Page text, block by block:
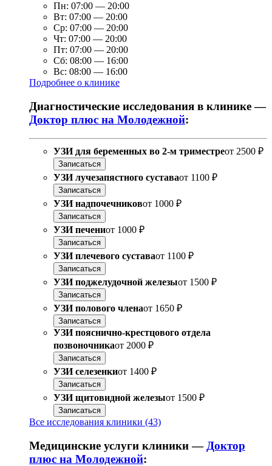
Пн: 07:00 — 20:00
Вт: 07:00 — 20:00
Ср: 07:00 — 20:00
Чт: 07:00 — 20:00
Пт: 07:00 — 20:00
Сб: 08:00 — 16:00
Вс: 08:00 — 16:00
Подробнее о клинике
Диагностические исследования в клинике —
Доктор плюс на Молодежной:
УЗИ для беременных во 2-м триместреот 2500 ₽
Записаться
УЗИ лучезапястного суставаот 1100 ₽
Записаться
УЗИ надпочечниковот 1000 ₽
Записаться
УЗИ печениот 1000 ₽
Записаться
УЗИ плечевого суставаот 1100 ₽
Записаться
УЗИ поджелудочной железыот 1500 ₽
Записаться
УЗИ полового членаот 1650 ₽
Записаться
УЗИ пояснично-крестцового отдела
позвоночникаот 2000 ₽
Записаться
УЗИ селезенкиот 1400 ₽
Записаться
УЗИ щитовидной железыот 1500 ₽
Записаться
Все исследования клиники (43)
Медицинские услуги клиники — Доктор
плюс на Молодежной: